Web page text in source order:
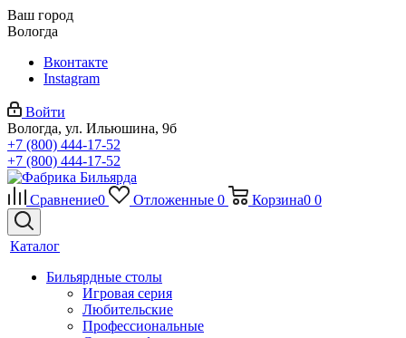
Ваш город
Вологда
Вконтакте
Instagram
Войти
Вологда, ул. Ильюшина, 9б
+7 (800) 444-17-52
+7 (800) 444-17-52
Сравнение0 Отложенные 0 Корзина0 0
Каталог
Бильярдные столы
Игровая серия
Любительские
Профессиональные